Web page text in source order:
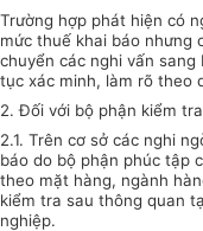
Trường hợp phát hiện có
mức thuế khai báo nhưng
chuyển các nghi vấn
tục xác minh, làm rõ theo
2. Đối với bộ phận kiểm
2.1. Trên cơ sở các nghi
báo do bộ phận phúc tập
theo mặt hàng, ngành
kiểm tra sau thông quan
nghiệp.